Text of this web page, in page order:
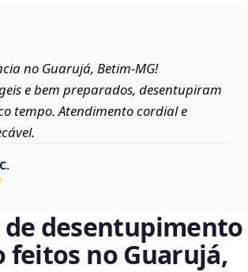
no Guarujá, Betim‑MG!
e bem preparados, desentupiram
tempo. Atendimento cordial e
de desentupimento
feitos no Guarujá,